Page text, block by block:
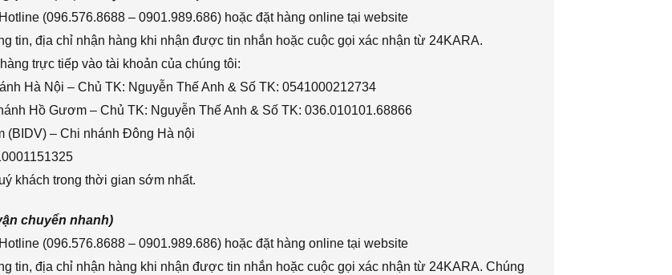
(096.576.8688 – 0901.989.686) hoặc đặt hàng online tại website
tin, địa chỉ nhận hàng khi nhận được tin nhắn hoặc cuộc gọi xác nhận từ 24KARA.
trực tiếp vào tài khoản của chúng tôi:
Hà Nội – Chủ TK: Nguyễn Thế Anh & Số TK: 0541000212734
Hồ Gươm – Chủ TK: Nguyễn Thế Anh & Số TK: 036.010101.68866
(BIDV) – Chi nhánh Đông Hà nội
khách trong thời gian sớm nhất.
chuyển nhanh)
(096.576.8688 – 0901.989.686) hoặc đặt hàng online tại website
tin, địa chỉ nhận hàng khi nhận được tin nhắn hoặc cuộc gọi xác nhận từ 24KARA. Chúng